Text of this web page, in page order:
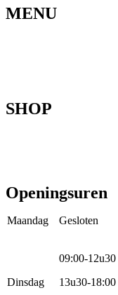
MENU
SHOP
Openingsuren
Maandag Gesloten
Dinsdag
09:00-12u30
13u30-18:00